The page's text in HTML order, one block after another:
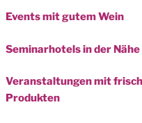
Events mit gutem Wein
Seminarhotels in der Nähe
Veranstaltungen mit
Produkten